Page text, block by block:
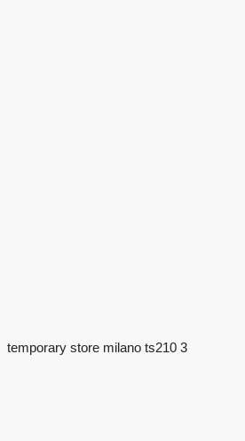
temporary store milano ts210 3